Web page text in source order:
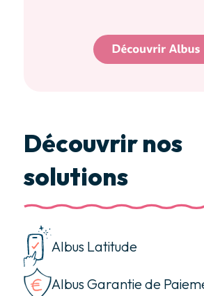
Découvrir nos
solutions
Albus Latitude
Albus Garantie de